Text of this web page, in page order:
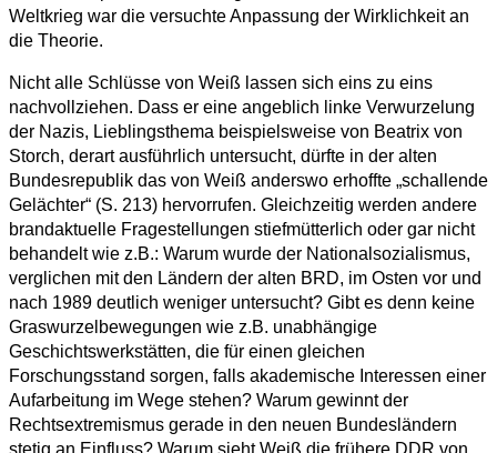
Weltkrieg war die versuchte Anpassung der Wirklichkeit an
die Theorie.
Nicht alle Schlüsse von Weiß lassen sich eins zu eins
nachvollziehen. Dass er eine angeblich linke Verwurzelung
der Nazis, Lieblingsthema beispielsweise von Beatrix von
Storch, derart ausführlich untersucht, dürfte in der alten
Bundesrepublik das von Weiß anderswo erhoffte „schallende
Gelächter“ (S. 213) hervorrufen. Gleichzeitig werden andere
brandaktuelle Fragestellungen stiefmütterlich oder gar nicht
behandelt wie z.B.: Warum wurde der Nationalsozialismus,
verglichen mit den Ländern der alten BRD, im Osten vor und
nach 1989 deutlich weniger untersucht? Gibt es denn keine
Graswurzelbewegungen wie z.B. unabhängige
Geschichtswerkstätten, die für einen gleichen
Forschungsstand sorgen, falls akademische Interessen einer
Aufarbeitung im Wege stehen? Warum gewinnt der
Rechtsextremismus gerade in den neuen Bundesländern